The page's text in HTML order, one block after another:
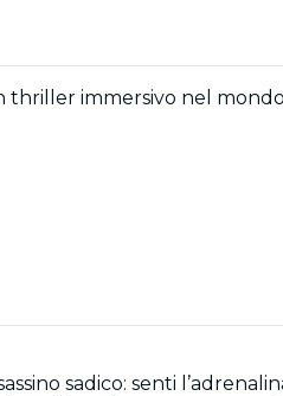
thriller immersivo nel
sadico: senti